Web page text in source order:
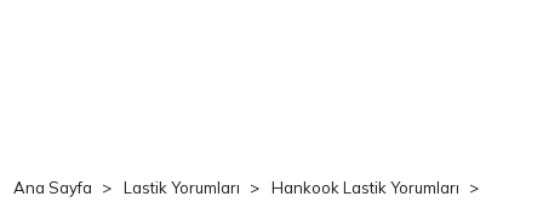
Ana Sayfa Lastik Yorumları Hankook Lastik Yorumları